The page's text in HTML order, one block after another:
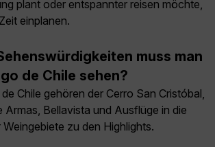
plant oder entspannter reisen möchte,
einplanen.
muss man
de Chile sehen?
Chile gehören der Cerro San Cristóbal,
Armas, Bellavista und Ausflüge in die
zu den Highlights.